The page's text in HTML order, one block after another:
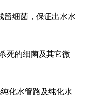
留细菌，保证出水水
死的细菌及其它微
化水管路及纯化水